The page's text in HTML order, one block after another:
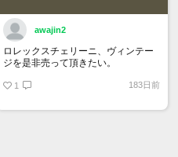
awajin2
ロレックスチェリーニ、ヴィンテー
ジを是非売って頂きたい。
1 183日前